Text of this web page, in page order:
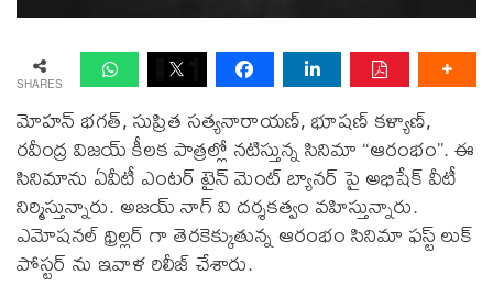
SHARES
మోహన్ భగత్, సుప్రిత సత్యనారాయణ్, భూషణ్ కళ్యాణ్,
రవీంద్ర విజయ్ కీలక పాత్రల్లో నటిస్తున్న సినిమా “ఆరంభం”. ఈ
సినిమాను ఏవీటీ ఎంటర్ టైన్ మెంట్ బ్యానర్ పై అభిషేక్ వీటీ
నిర్మిస్తున్నారు. అజయ్ నాగ్ వి దర్శకత్వం వహిస్తున్నారు.
ఎమోషనల్ థ్రిల్లర్ గా తెరకెక్కుతున్న ఆరంభం సినిమా ఫస్ట్ లుక్
పోస్టర్ ను ఇవాళ రిలీజ్ చేశారు.